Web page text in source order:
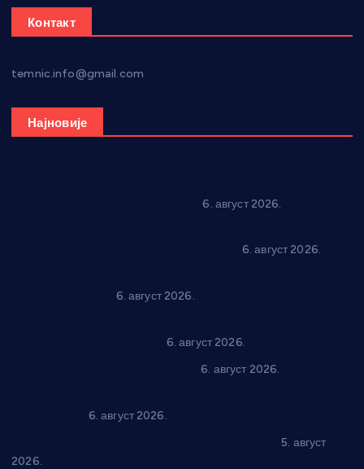
Контакт
temnic.info@gmail.com
Најновије
6. август 2026.
6. август 2026.
6. август 2026.
6. август 2026.
6. август 2026.
6. август 2026.
5. август
2026.